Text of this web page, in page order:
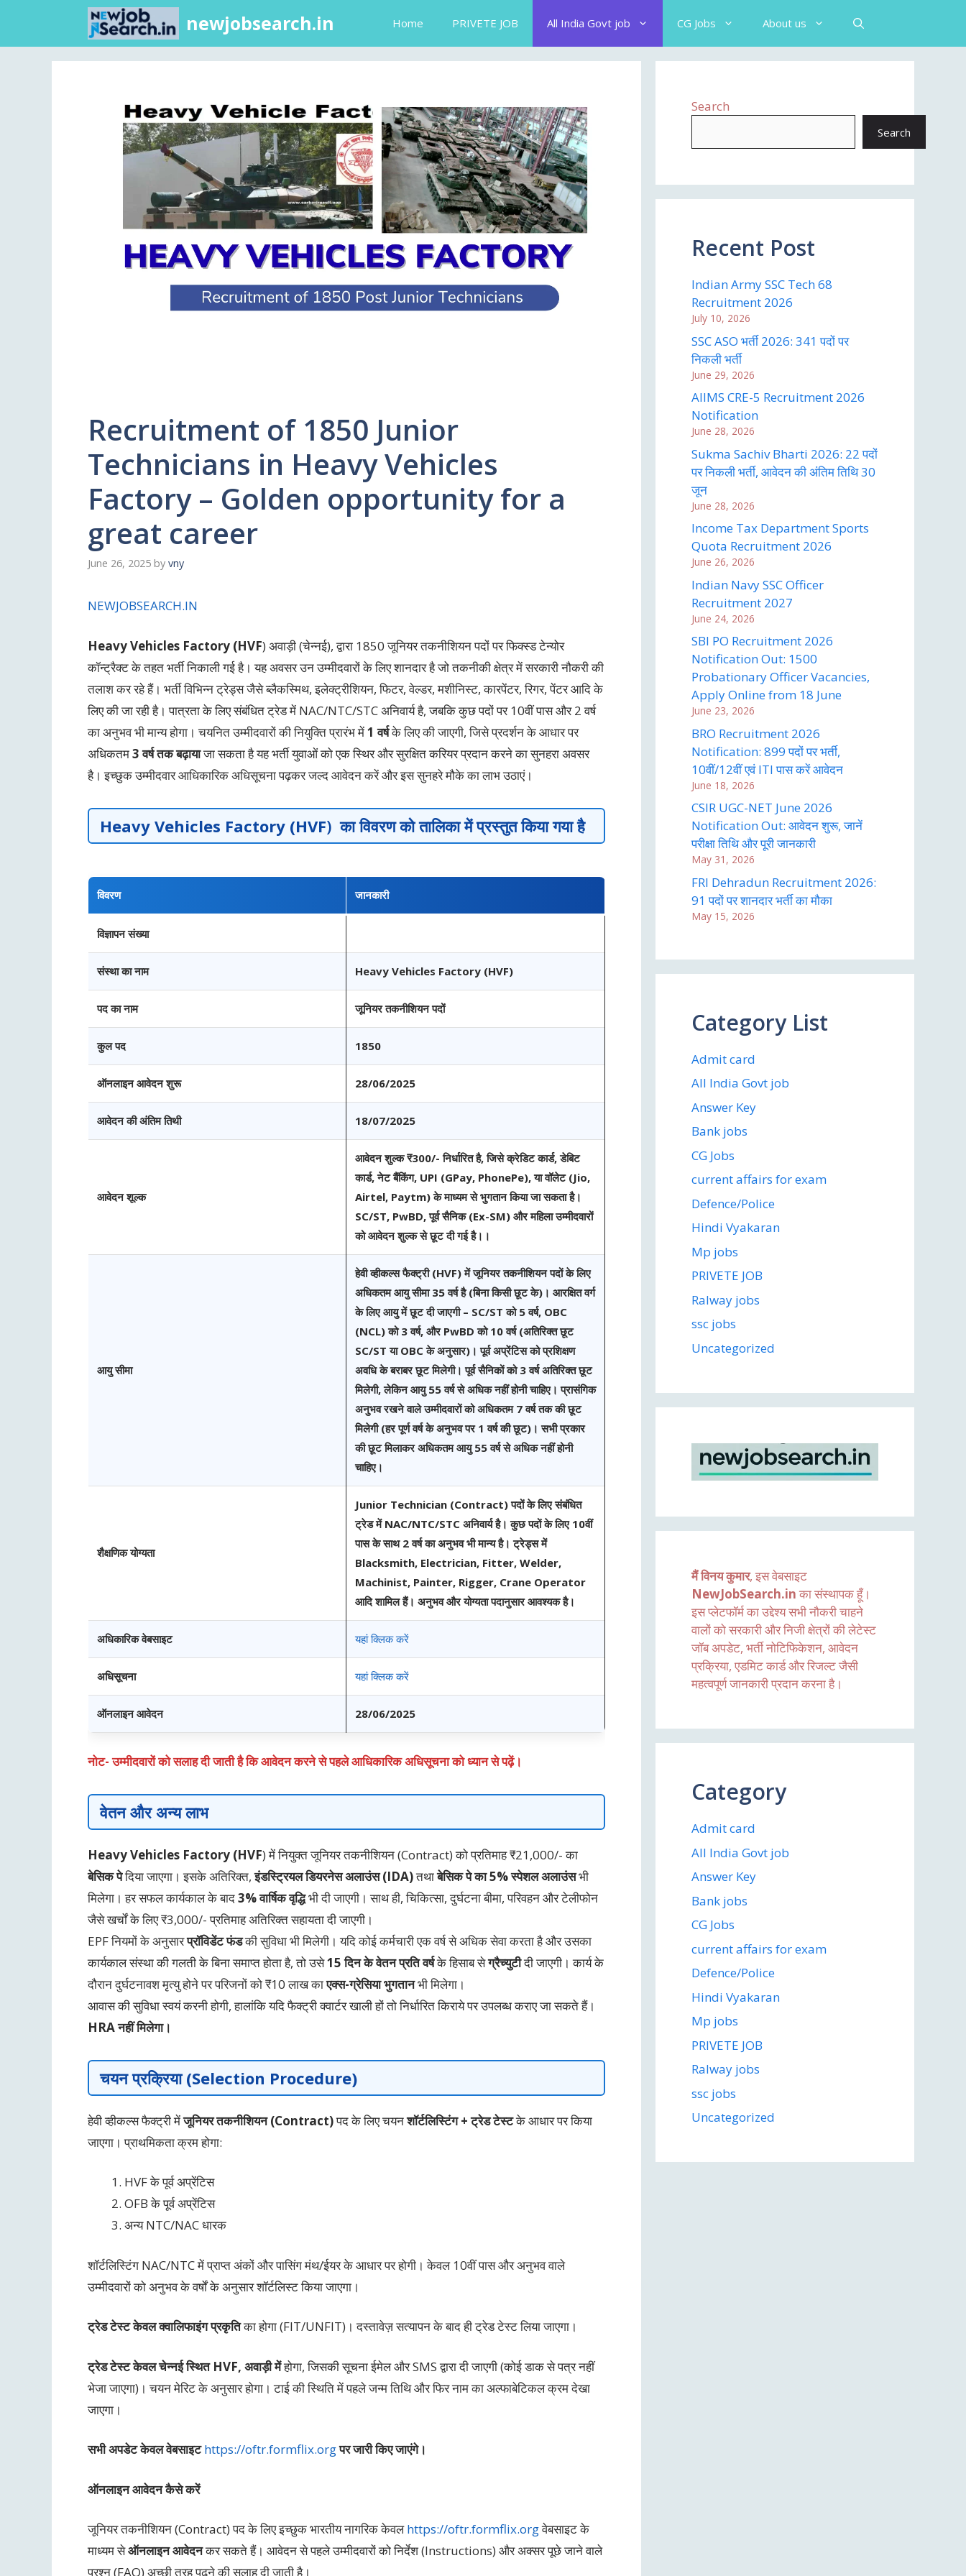
newjobsearch.in Home PRIVETE JOB All India Govt job CG Jobs About us
Recruitment of 1850 Junior
Technicians in Heavy Vehicles
Factory – Golden opportunity for a
great career
June 26, 2025 by vny
NEWJOBSEARCH.IN
Heavy Vehicles Factory (HVF) अवाड़ी (चेन्नई), द्वारा 1850 जूनियर तकनीशियन पदों पर फिक्स्ड टेन्योर
कॉन्ट्रैक्ट के तहत भर्ती निकाली गई है। यह अवसर उन उम्मीदवारों के लिए शानदार है जो तकनीकी क्षेत्र में सरकारी नौकरी की
तलाश कर रहे हैं। भर्ती विभिन्न ट्रेड्स जैसे ब्लैकस्मिथ, इलेक्ट्रीशियन, फिटर, वेल्डर, मशीनिस्ट, कारपेंटर, रिगर, पेंटर आदि के
लिए की जा रही है। पात्रता के लिए संबंधित ट्रेड में NAC/NTC/STC अनिवार्य है, जबकि कुछ पदों पर 10वीं पास और 2 वर्ष
का अनुभव भी मान्य होगा। चयनित उम्मीदवारों की नियुक्ति प्रारंभ में1 वर्षके लिए की जाएगी, जिसे प्रदर्शन के आधार पर
अधिकतम3 वर्ष तक बढ़ायाजा सकता है यह भर्ती युवाओं को एक स्थिर और सुरक्षित करियर प्रदान करने का सुनहरा अवसर
है। इच्छुक उम्मीदवार आधिकारिक अधिसूचना पढ़कर जल्द आवेदन करें और इस सुनहरे मौके का लाभ उठाएं।
Heavy Vehicles Factory (HVF) का विवरण को तालिका में प्रस्तुत किया गया है
विवरण जानकारी
विज्ञापन संख्या
संस्था का नाम Heavy Vehicles Factory (HVF)
पद का नाम जूनियर तकनीशियन पदों
कुल पद 1850
ऑनलाइन आवेदन शुरू 28/06/2025
आवेदन की अंतिम तिथी 18/07/2025
आवेदन शूल्क
आवेदन शुल्क ₹300/- निर्धारित है, जिसे क्रेडिट कार्ड, डेबिट
कार्ड, नेट बैंकिंग, UPI (GPay, PhonePe), या वॉलेट (Jio,
Airtel, Paytm) के माध्यम से भुगतान किया जा सकता है।
SC/ST, PwBD, पूर्व सैनिक (Ex-SM) और महिला उम्मीदवारों
को आवेदन शुल्क सेछूटदी गई है।।
आयु सीमा
हेवी व्हीकल्स फैक्ट्री (HVF) में जूनियर तकनीशियन पदों के लिए
अधिकतम आयु सीमा35 वर्षहै (बिना किसी छूट के)। आरक्षित वर्ग
के लिए आयु में छूट दी जाएगी – SC/ST को 5 वर्ष, OBC
(NCL) को 3 वर्ष, और PwBD को 10 वर्ष(अतिरिक्त छूट
SC/ST या OBC के अनुसार)। पूर्व अप्रेंटिस को प्रशिक्षण
अवधि के बराबर छूट मिलेगी।पूर्व सैनिकोंको 3 वर्ष अतिरिक्त छूट
मिलेगी, लेकिन आयु 55 वर्ष से अधिक नहीं होनी चाहिए।प्रासंगिक
अनुभव रखने वाले उम्मीदवारोंको अधिकतम 7 वर्षतक की छूट
मिलेगी (हर पूर्ण वर्ष के अनुभव पर 1 वर्ष की छूट)। सभी प्रकार
की छूट मिलाकर अधिकतम आयु 55 वर्षसे अधिक नहीं होनी
चाहिए।
शैक्षणिक योग्यता
Junior Technician (Contract) पदों के लिए संबंधित
ट्रेड में NAC/NTC/STC अनिवार्य है। कुछ पदों के लिए 10वीं
पास के साथ 2 वर्ष का अनुभव भी मान्य है। ट्रेड्स में
Blacksmith, Electrician, Fitter, Welder,
Machinist, Painter, Rigger, Crane Operator
आदि शामिल हैं। अनुभव और योग्यता पदानुसार आवश्यक है।
अधिकारिक वेबसाइट यहां क्लिक करें
अधिसूचना यहां क्लिक करें
ऑनलाइन आवेदन 28/06/2025
नोट- उम्मीदवारों को सलाह दी जाती है कि आवेदन करने से पहले आधिकारिक अधिसूचना को ध्यान से पढ़ें।
वेतन और अन्य लाभ
Heavy Vehicles Factory (HVF) में नियुक्त जूनियर तकनीशियन (Contract) को प्रतिमाह ₹21,000/- का
बेसिक पेदिया जाएगा। इसके अतिरिक्त,इंडस्ट्रियल डियरनेस अलाउंस (IDA)तथाबेसिक पे का 5% स्पेशल अलाउंसभी
मिलेगा। हर सफल कार्यकाल के बाद3% वार्षिक वृद्धिभी दी जाएगी। साथ ही, चिकित्सा, दुर्घटना बीमा, परिवहन और टेलीफोन
जैसे खर्चों के लिए ₹3,000/- प्रतिमाह अतिरिक्त सहायता दी जाएगी।
EPF नियमों के अनुसारप्रॉविडेंट फंडकी सुविधा भी मिलेगी। यदि कोई कर्मचारी एक वर्ष से अधिक सेवा करता है और उसका
कार्यकाल संस्था की गलती के बिना समाप्त होता है, तो उसे15 दिन के वेतन प्रति वर्षके हिसाब सेग्रैच्युटीदी जाएगी। कार्य के
दौरान दुर्घटनावश मृत्यु होने पर परिजनों को ₹10 लाख काएक्स-ग्रेसिया भुगतानभी मिलेगा।
आवास की सुविधा स्वयं करनी होगी, हालांकि यदि फैक्ट्री क्वार्टर खाली हों तो निर्धारित किराये पर उपलब्ध कराए जा सकते हैं।
HRA नहीं मिलेगा।
चयन प्रक्रिया (Selection Procedure)
हेवी व्हीकल्स फैक्ट्री मेंजूनियर तकनीशियन (Contract)पद के लिए चयनशॉर्टलिस्टिंग + ट्रेड टेस्टके आधार पर किया
जाएगा। प्राथमिकता क्रम होगा:
HVF के पूर्व अप्रेंटिस
OFB के पूर्व अप्रेंटिस
अन्य NTC/NAC धारक
शॉर्टलिस्टिंग NAC/NTC में प्राप्त अंकों और पासिंग मंथ/ईयर के आधार पर होगी। केवल 10वीं पास और अनुभव वाले
उम्मीदवारों को अनुभव के वर्षों के अनुसार शॉर्टलिस्ट किया जाएगा।
ट्रेड टेस्ट केवल क्वालिफाइंग प्रकृतिका होगा (FIT/UNFIT)। दस्तावेज़ सत्यापन के बाद ही ट्रेड टेस्ट लिया जाएगा।
ट्रेड टेस्ट केवल चेन्नई स्थित HVF, अवाड़ी मेंहोगा, जिसकी सूचना ईमेल और SMS द्वारा दी जाएगी (कोई डाक से पत्र नहीं
भेजा जाएगा)। चयन मेरिट के अनुसार होगा। टाई की स्थिति में पहले जन्म तिथि और फिर नाम का अल्फाबेटिकल क्रम देखा
जाएगा।
सभी अपडेट केवल वेबसाइटhttps://oftr.formflix.orgपर जारी किए जाएंगे।
ऑनलाइन आवेदन कैसे करें
जूनियर तकनीशियन (Contract) पद के लिए इच्छुक भारतीय नागरिक केवलhttps://oftr.formflix.orgवेबसाइट के
माध्यम सेऑनलाइन आवेदनकर सकते हैं। आवेदन से पहले उम्मीदवारों को निर्देश (Instructions) और अक्सर पूछे जाने वाले
प्रश्न (FAQ) अच्छी तरह पढ़ने की सलाह दी जाती है।
Search
Search
Recent Post
Indian Army SSC Tech 68
Recruitment 2026
July 10, 2026
SSC ASO भर्ती 2026: 341 पदों पर
निकली भर्ती
June 29, 2026
AIIMS CRE-5 Recruitment 2026
Notification
June 28, 2026
Sukma Sachiv Bharti 2026: 22 पदों
पर निकली भर्ती, आवेदन की अंतिम तिथि 30
जून
June 28, 2026
Income Tax Department Sports
Quota Recruitment 2026
June 26, 2026
Indian Navy SSC Officer
Recruitment 2027
June 24, 2026
SBI PO Recruitment 2026
Notification Out: 1500
Probationary Officer Vacancies,
Apply Online from 18 June
June 23, 2026
BRO Recruitment 2026
Notification: 899 पदों पर भर्ती,
10वीं/12वीं एवं ITI पास करें आवेदन
June 18, 2026
CSIR UGC-NET June 2026
Notification Out: आवेदन शुरू, जानें
परीक्षा तिथि और पूरी जानकारी
May 31, 2026
FRI Dehradun Recruitment 2026:
91 पदों पर शानदार भर्ती का मौका
May 15, 2026
Category List
Admit card
All India Govt job
Answer Key
Bank jobs
CG Jobs
current affairs for exam
Defence/Police
Hindi Vyakaran
Mp jobs
PRIVETE JOB
Ralway jobs
ssc jobs
Uncategorized
मैं विनय कुमार, इस वेबसाइट
NewJobSearch.in का संस्थापक हूँ।
इस प्लेटफॉर्म का उद्देश्य सभी नौकरी चाहने
वालों को सरकारी और निजी क्षेत्रों की लेटेस्ट
जॉब अपडेट, भर्ती नोटिफिकेशन, आवेदन
प्रक्रिया, एडमिट कार्ड और रिजल्ट जैसी
महत्वपूर्ण जानकारी प्रदान करना है।
Category
Admit card
All India Govt job
Answer Key
Bank jobs
CG Jobs
current affairs for exam
Defence/Police
Hindi Vyakaran
Mp jobs
PRIVETE JOB
Ralway jobs
ssc jobs
Uncategorized